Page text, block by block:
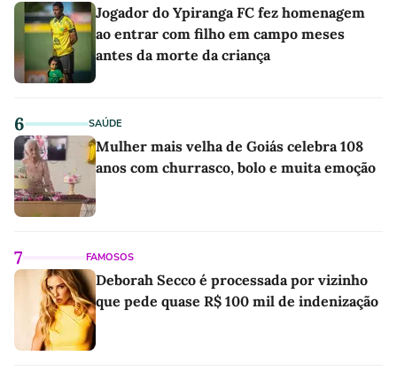
Jogador do Ypiranga FC fez homenagem
ao entrar com filho em campo meses
antes da morte da criança
6 SAÚDE
Mulher mais velha de Goiás celebra 108
anos com churrasco, bolo e muita emoção
7 FAMOSOS
Deborah Secco é processada por vizinho
que pede quase R$ 100 mil de indenização